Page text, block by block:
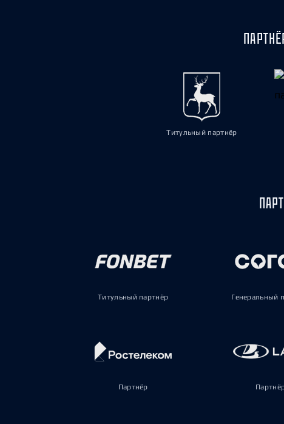
Титульный партнёр
Титульный партнёр Генеральный
Партнёр